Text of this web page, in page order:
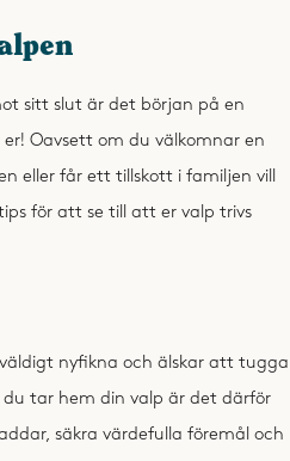
sitt slut är det början på en
Oavsett om du välkomnar en
eller får ett tillskott i familjen vill
för att se till att er valp trivs
nyfikna och älskar att tugga
du tar hem din valp är det därför
säkra värdefulla föremål och